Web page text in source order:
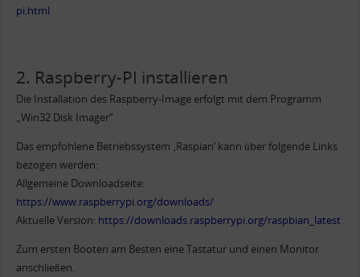
pi.html
2. Raspberry-PI installieren
Die Installation des Raspberry-Image erfolgt mit dem Programm
„Win32 Disk Imager“
Das empfohlene Betriebssystem ‚Raspian‘ kann über folgende Links
bezogen werden:
Allgemeine Downloadseite:
https://www.raspberrypi.org/downloads/
Aktuelle Version: https://downloads.raspberrypi.org/raspbian_latest
Zum ersten Booten am Besten eine Tastatur und einen Monitor
anschließen.